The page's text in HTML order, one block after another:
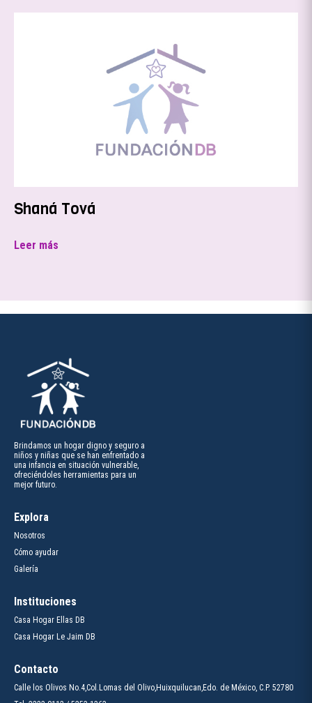
Shaná Tová
Leer más
Brindamos un hogar digno y seguro a
niños y niñas que se han enfrentado a
una infancia en situación vulnerable,
ofreciéndoles herramientas para un
mejor futuro.
Explora
Nosotros
Cómo ayudar
Galería
Instituciones
Casa Hogar Ellas DB
Casa Hogar Le Jaim DB
Contacto
Calle los Olivos No.4,Col.Lomas del Olivo,Huixquilucan,Edo. de México, C.P. 52780